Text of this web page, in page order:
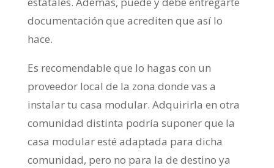
documentación que acrediten que así lo
hace.
Es recomendable que lo hagas con un
proveedor local de la zona donde vas a
instalar tu casa modular. Adquirirla en otra
comunidad distinta podría suponer que la
casa modular esté adaptada para dicha
comunidad, pero no para la de destino ya